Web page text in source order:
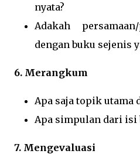
nyata?
Adakah
dengan buku sejenis
6. Merangkum
Apa saja topik utama
Apa simpulan dari isi
7. Mengevaluasi